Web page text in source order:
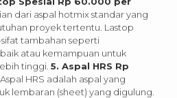
dari aspal hotmix standar yang
proyek tertentu. Lastop
tambahan seperti
atau kemampuan untuk
tinggi. 5. Aspal HRS Rp
Aspal HRS adalah aspal yang
lembaran (sheet) yang digulung.